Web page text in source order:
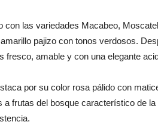
con las variedades Macabeo,
pajizo con tonos verdosos.
fresco, amable y con una elegante
por su color rosa pálido con
frutas del bosque característico de